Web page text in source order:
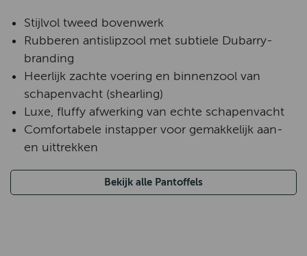
Stijlvol tweed bovenwerk
Rubberen antislipzool met subtiele Dubarry-
branding
Heerlijk zachte voering en binnenzool van
schapenvacht (shearling)
Luxe, fluffy afwerking van echte schapenvacht
Comfortabele instapper voor gemakkelijk aan-
en uittrekken
Bekijk alle Pantoffels